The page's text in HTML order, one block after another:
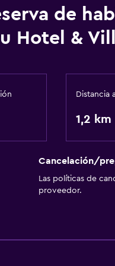
Baño
Gorro de baño
Tina de baño
Bidé
Aseo
de
Hotel &
Distancia
1,2 km
Cancelación/
Las políticas de
proveedor.